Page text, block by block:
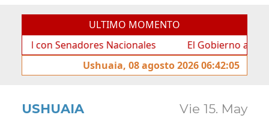
ULTIMO MOMENTO
Senadores Nacionales
El Gobierno acompañó la
Ushuaia, 08 agosto 2026 06:42:05
USHUAIA Vie 15. May